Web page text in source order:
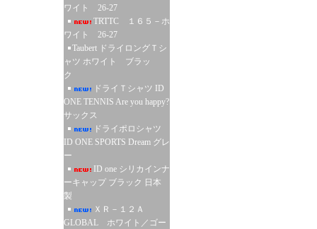
ワイト 26-27
TRTTC １６５－ホ
ワイト 26-27
Taubert ドライロングＴシ
ャツ ホワイト ブラッ
ク
ドライＴシャツ ID
ONE TENNIS Are you happy?
サックス
ドライポロシャツ
ID ONE SPORTS Dream グレ
ー
ID one シリカインナ
ーキャップ ブラック 日本
製
ＸＲ－１２Ａ
GLOBAL ホワイト／ゴー